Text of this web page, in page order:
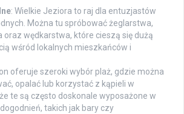
: Wielkie Jeziora to raj dla entuzjastów
Można tu spróbować żeglarstwa,
oraz wędkarstwa, które cieszą się dużą
wśród lokalnych mieszkańców i
oferuje szeroki wybór plaż, gdzie można
opalać lub korzystać z kąpieli w
te są często doskonale wyposażone w
takich jak bary czy